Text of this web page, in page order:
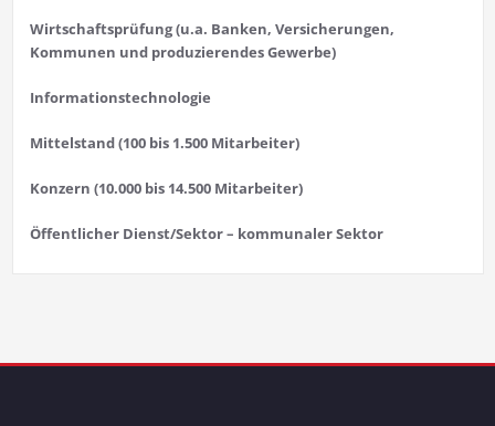
Wirtschaftsprüfung (u.a. Banken, Versicherungen,
Kommunen und produzierendes Gewerbe)
Informationstechnologie
Mittelstand (100 bis 1.500 Mitarbeiter)
Konzern (10.000 bis 14.500 Mitarbeiter)
Öffentlicher Dienst/Sektor – kommunaler Sektor